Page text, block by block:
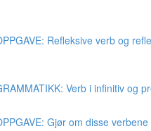
Refleksive verb og
Verb i infinitiv og
Gjør om disse